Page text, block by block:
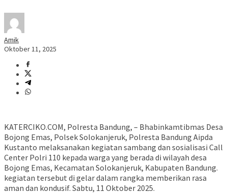
Amik
Oktober 11, 2025
KATERCIKO.COM, Polresta Bandung, – Bhabinkamtibmas Desa
Bojong Emas, Polsek Solokanjeruk, Polresta Bandung Aipda
Kustanto melaksanakan kegiatan sambang dan sosialisasi Call
Center Polri 110 kepada warga yang berada di wilayah desa
Bojong Emas, Kecamatan Solokanjeruk, Kabupaten Bandung.
kegiatan tersebut di gelar dalam rangka memberikan rasa
aman dan kondusif. Sabtu, 11 Oktober 2025.